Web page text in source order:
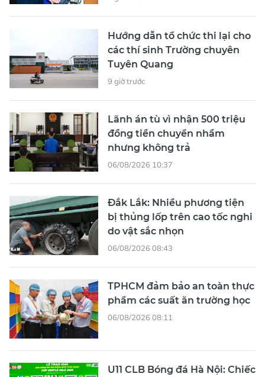
Hướng dẫn tổ chức thi lại cho
các thí sinh Trường chuyên
Tuyên Quang
9 giờ trước
Lãnh án tù vì nhận 500 triệu
đồng tiền chuyển nhầm
nhưng không trả
06/08/2026 10:37
Đắk Lắk: Nhiều phương tiện
bị thủng lốp trên cao tốc nghi
do vật sắc nhọn
06/08/2026 08:43
TPHCM đảm bảo an toàn thực
phẩm các suất ăn trường học
06/08/2026 08:11
U11 CLB Bóng đá Hà Nội: Chiếc